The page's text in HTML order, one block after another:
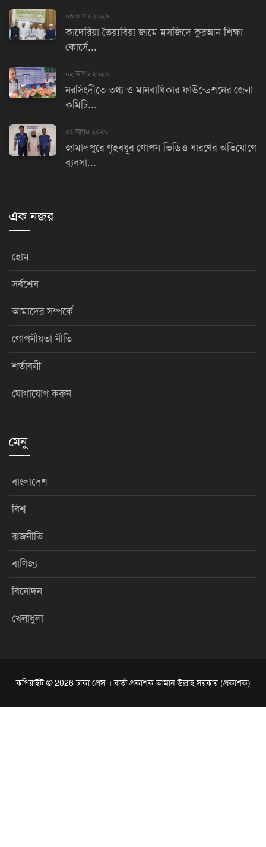
০৩ আগu ২০২৬
কাদেরিয়া তৈয়্যবিয়া জামে মসজিদে কুরআন শিক্ষা
কোর্সে...
০২ আগu ২০২৬
নরসিংদীতে তথ্য ও মানবাধিকার ফাউন্ডেশনের জেলা
কমিটি...
০১ আগu ২০২৬
জামালপুরে গৃহবধূর গোপন ভিডিও ধারণের অভিযোগে
ব্যবসা...
এক নজর
হোম
সর্বশেষ
আমাদের সম্পর্কে
গোপনীয়তা নীতি
শর্তাবলী
যোগাযোগ করুন
মেনু
বাংলাদেশ
বিশ্ব
রাজনীতি
বাণিজ্য
বিনোদন
খেলাধুলা
কপিরাইট © 2026 ঢাকা প্রেস । বার্তা প্রকাশক আমান উল্লাহ সরকার (প্রকাশক)